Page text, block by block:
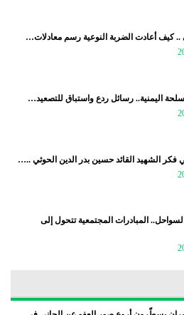
.. كيف أعادت الضربة النوعية رسم معادلات…
اليمنية.. رسائل ردع واستباق للتصعيد…
فكر الشهيد القائد حسين بدر الدين الحوثي ..…
المبادرات المجتمعية تتحول إلى